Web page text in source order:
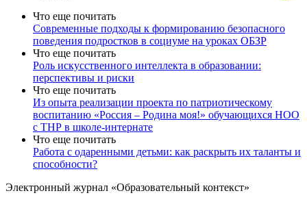
Что еще почитать
Современные подходы к формированию безопасного
поведения подростков в социуме на уроках ОБЗР
Что еще почитать
Роль искусственного интеллекта в образовании:
перспективы и риски
Что еще почитать
Из опыта реализации проекта по патриотическому
воспитанию «Россия – Родина моя!» обучающихся НОО
с ТНР в школе-интернате
Что еще почитать
Работа с одаренными детьми: как раскрыть их таланты и
способности?
Электронный журнал «Образовательный контекст»